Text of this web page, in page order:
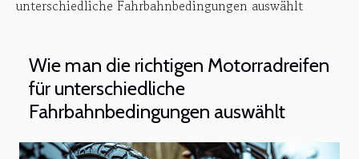
unterschiedliche Fahrbahnbedingungen auswählt
Wie man die richtigen Motorradreifen
für unterschiedliche
Fahrbahnbedingungen auswählt